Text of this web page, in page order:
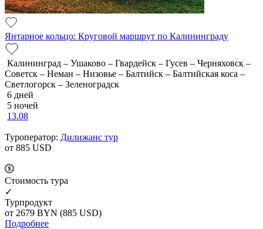
Янтарное кольцо: Круговой маршрут по Калининграду
Калининград – Ушаково – Гвардейск – Гусев – Черняховск –
Советск – Неман – Низовье – Балтийск – Балтийская коса –
Светлогорск – Зеленоградск
6 дней
5 ночей
13.08
Туроператор: Дилижанс тур
от 885 USD
Cтоимость тура
✓
Турпродукт
от 2679 BYN (885 USD)
Подробнее